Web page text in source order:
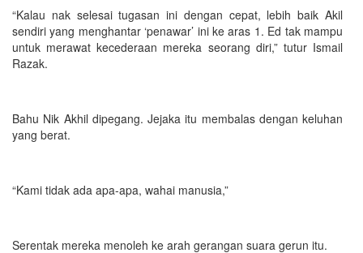
“Kalau nak selesai tugasan ini dengan cepat, lebih baik Akil
sendiri yang menghantar ‘penawar’ ini ke aras 1. Ed tak mampu
untuk merawat kecederaan mereka seorang diri,” tutur Ismail
Razak.
Bahu Nik Akhil dipegang. Jejaka itu membalas dengan keluhan
yang berat.
“Kami tidak ada apa-apa, wahai manusia,”
Serentak mereka menoleh ke arah gerangan suara gerun itu.